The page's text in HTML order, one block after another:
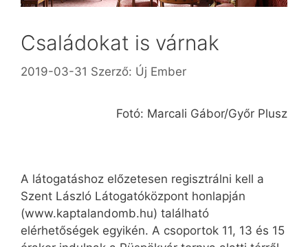
Családokat is várnak
2019-03-31 Szerző: Új Ember
Fotó: Marcali Gábor/Győr Plusz
A látogatáshoz előzetesen regisztrálni kell a
Szent László Látogatóközpont honlapján
(www.­kaptalan­domb.hu) található
elérhetőségek egyikén. A csoportok 11, 13 és 15